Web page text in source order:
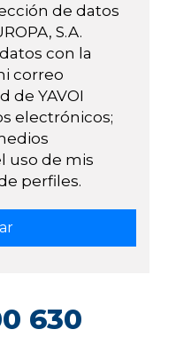
de datos
S.A.
con la
correo
de YAVOI
electrónicos;
uso de mis
perfiles.
630